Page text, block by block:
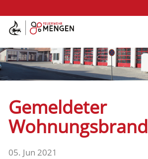
Kontakt Impressum
Die Feuerwehr
Fachdienste
Fahrzeuge
Gemeldeter
Wohnungsbrand
05. Jun 2021